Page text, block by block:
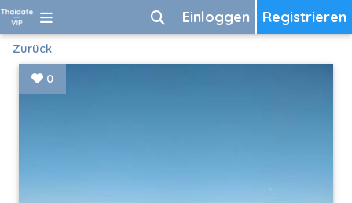
Registrieren
Einloggen
Zurück
0